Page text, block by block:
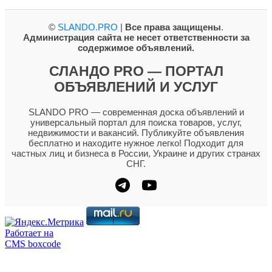
© SLANDO.PRO | Все права защищены.
Администрация сайта не несет ответственности за
содержимое объявлений.
СЛАНДО PRO — ПОРТАЛ
ОБЪЯВЛЕНИЙ И УСЛУГ
SLANDO PRO — современная доска объявлений и
универсальный портал для поиска товаров, услуг,
недвижимости и вакансий. Публикуйте объявления
бесплатно и находите нужное легко! Подходит для
частных лиц и бизнеса в России, Украине и других странах
СНГ.
Работает на
CMS boxcode